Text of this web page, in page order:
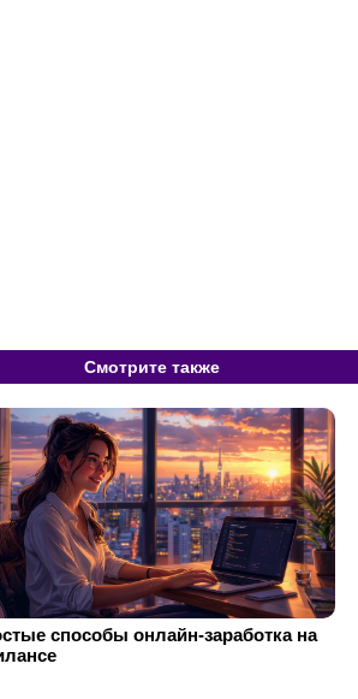
Смотрите также
способы онлайн-заработка на